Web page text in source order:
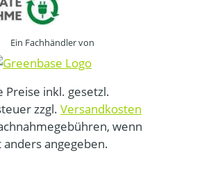
Ein Fachhändler von
Preise inkl. gesetzl.
zzgl. Versandkosten
wenn
anders angegeben.